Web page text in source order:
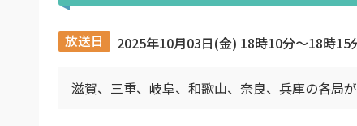
放送日 2025年10月03日(金) 18時10分〜18時15
滋賀、三重、岐阜、和歌山、奈良、兵庫の各局